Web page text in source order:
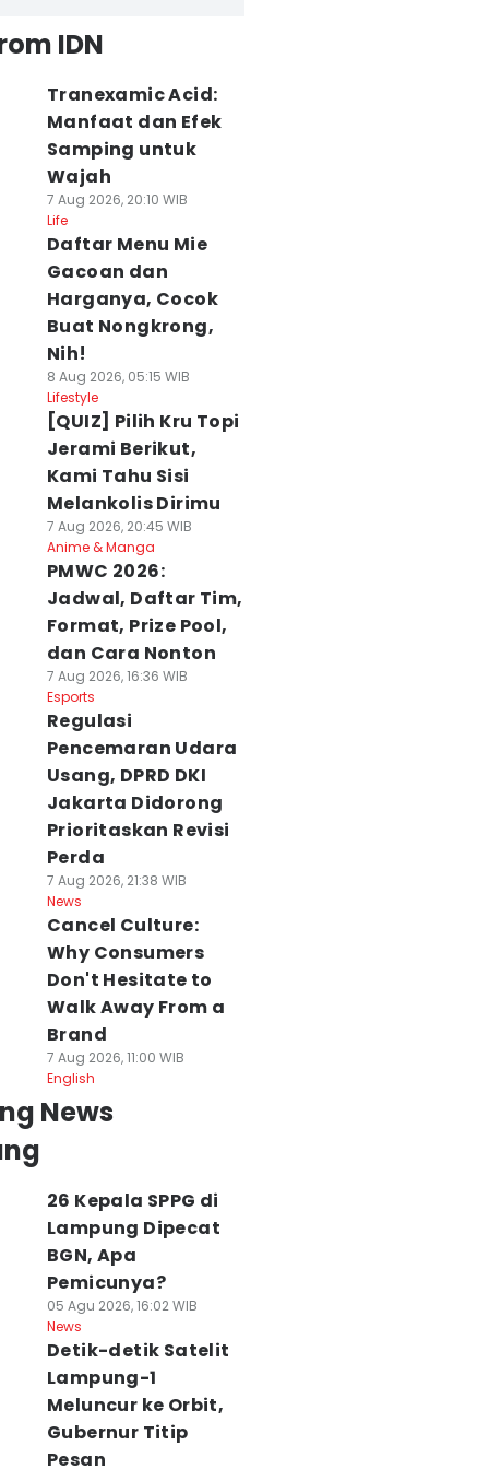
IDN
Tranexamic Acid:
Manfaat dan Efek
Samping untuk
Wajah
7 Aug 2026, 20:10 WIB
Life
Daftar Menu Mie
Gacoan dan
Harganya, Cocok
Buat Nongkrong,
Nih!
8 Aug 2026, 05:15 WIB
Lifestyle
[QUIZ] Pilih Kru Topi
Jerami Berikut,
Kami Tahu Sisi
Melankolis Dirimu
7 Aug 2026, 20:45 WIB
Anime & Manga
PMWC 2026:
Jadwal, Daftar Tim,
Format, Prize Pool,
dan Cara Nonton
7 Aug 2026, 16:36 WIB
Esports
Regulasi
Pencemaran Udara
Usang, DPRD DKI
Jakarta Didorong
Prioritaskan Revisi
Perda
7 Aug 2026, 21:38 WIB
News
Cancel Culture:
Why Consumers
Don't Hesitate to
Walk Away From a
Brand
7 Aug 2026, 11:00 WIB
English
News
26 Kepala SPPG di
Lampung Dipecat
BGN, Apa
Pemicunya?
05 Agu 2026, 16:02 WIB
News
Detik-detik Satelit
Lampung-1
Meluncur ke Orbit,
Gubernur Titip
Pesan